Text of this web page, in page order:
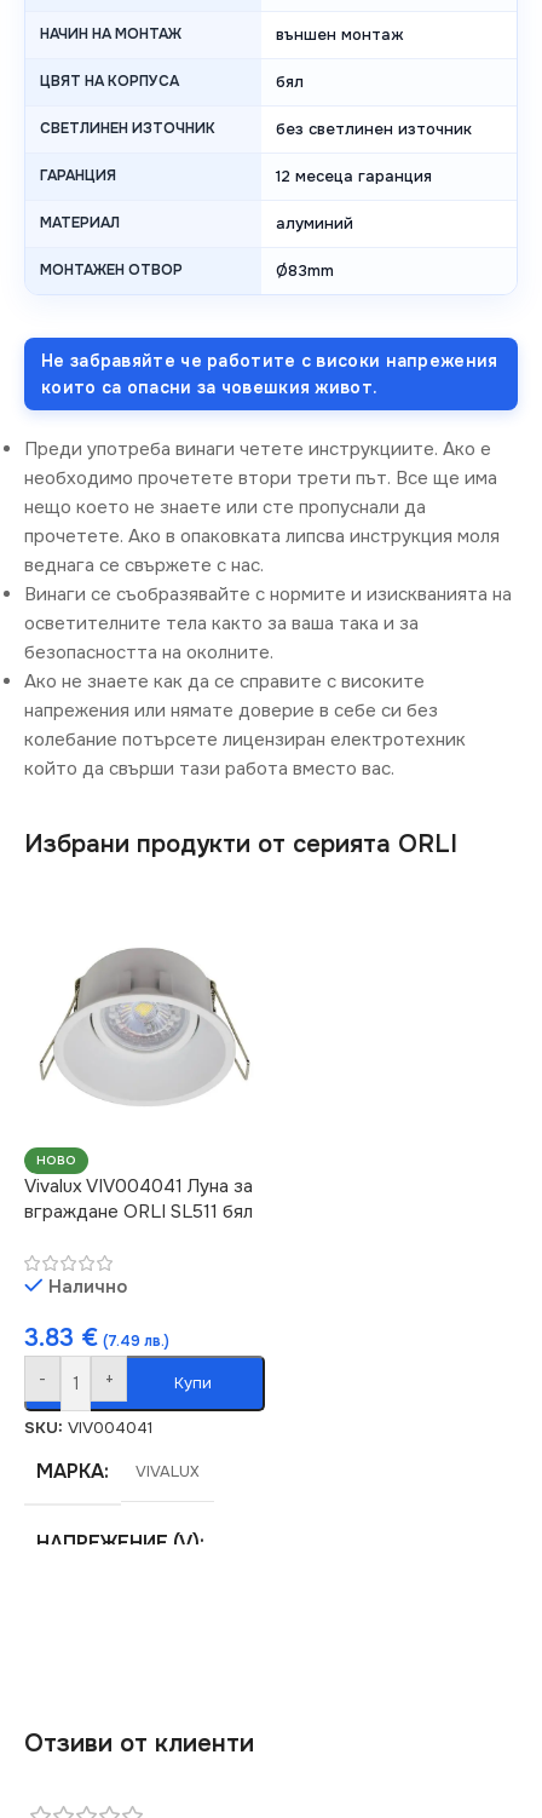
НАЧИН НА МОНТАЖ външен монтаж
ЦВЯТ НА КОРПУСА бял
СВЕТЛИНЕН ИЗТОЧНИК без светлинен източник
ГАРАНЦИЯ 12 месеца гаранция
МАТЕРИАЛ алуминий
МОНТАЖЕН ОТВОР Ø83mm
Не забравяйте че работите с високи напрежения
които са опасни за човешкия живот.
Преди употреба винаги четете инструкциите. Ако е
необходимо прочетете втори трети път. Все ще има
нещо което не знаете или сте пропуснали да
прочетете. Ако в опаковката липсва инструкция моля
веднага се свържете с нас.
Винаги се съобразявайте с нормите и изискванията на
осветителните тела както за ваша така и за
безопасността на околните.
Ако не знаете как да се справите с високите
напрежения или нямате доверие в себе си без
колебание потърсете лицензиран електротехник
който да свърши тази работа вместо вас.
Избрани продукти от серията ORLI
НОВО
Vivalux VIV004041 Луна за
вграждане ORLI SL511 бял
Налично
3.83 € (7.49 лв.)
- + Купи
SKU: VIV004041
МАРКА VIVALUX
НАПРЕЖЕНИЕ (V)
СТЕПЕН НА ЗАЩИТА
IP20
Отзиви от клиенти